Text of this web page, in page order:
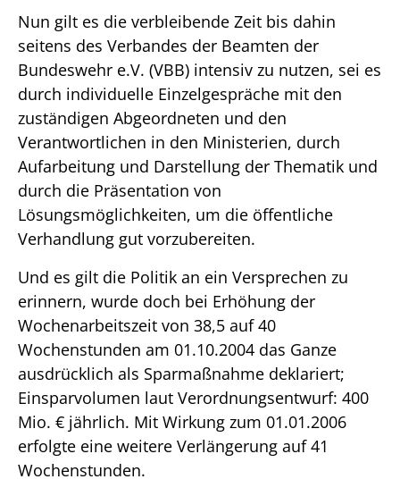
Nun gilt es die verbleibende Zeit bis dahin
seitens des Verbandes der Beamten der
Bundeswehr e.V. (VBB) intensiv zu nutzen, sei es
durch individuelle Einzelgespräche mit den
zuständigen Abgeordneten und den
Verantwortlichen in den Ministerien, durch
Aufarbeitung und Darstellung der Thematik und
durch die Präsentation von
Lösungsmöglichkeiten, um die öffentliche
Verhandlung gut vorzubereiten.
Und es gilt die Politik an ein Versprechen zu
erinnern, wurde doch bei Erhöhung der
Wochenarbeitszeit von 38,5 auf 40
Wochenstunden am 01.10.2004 das Ganze
ausdrücklich als Sparmaßnahme deklariert;
Einsparvolumen laut Verordnungsentwurf: 400
Mio. € jährlich. Mit Wirkung zum 01.01.2006
erfolgte eine weitere Verlängerung auf 41
Wochenstunden.